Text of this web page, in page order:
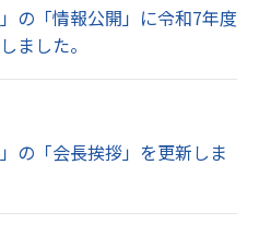
の「情報公開」に令和7年度
ました。
の「会長挨拶」を更新しま